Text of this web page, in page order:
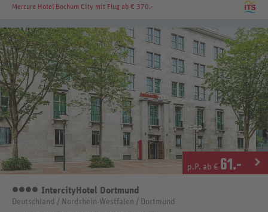
Mercure Hotel Bochum City mit Flug ab € 370.-
p.P. ab € 61.-
4 Sterne
IntercityHotel Dortmund
Deutschland / Nordrhein-Westfalen / Dortmund